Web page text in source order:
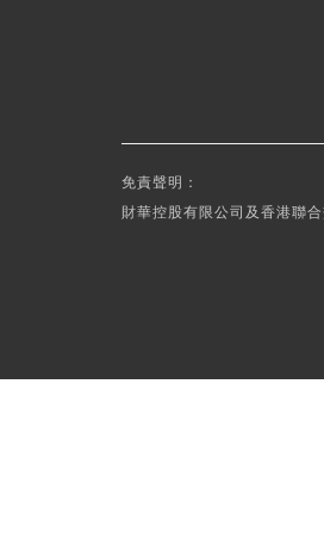
免責聲明：
財華控股有限公司及香港聯